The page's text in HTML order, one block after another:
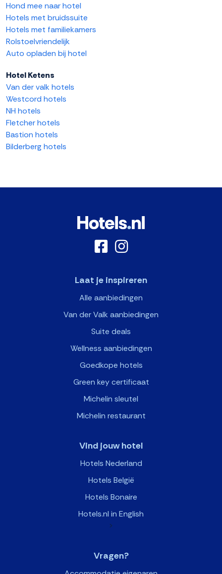
Hond mee naar hotel
Hotels met bruidssuite
Hotels met familiekamers
Rolstoelvriendelijk
Auto opladen bij hotel
Hotel Ketens
Van der valk hotels
Westcord hotels
NH hotels
Fletcher hotels
Bastion hotels
Bilderberg hotels
Laat je inspireren
Alle aanbiedingen
Van der Valk aanbiedingen
Suite deals
Wellness aanbiedingen
Goedkope hotels
Green key certificaat
Michelin sleutel
Michelin restaurant
Vind jouw hotel
Hotels Nederland
Hotels België
Hotels Bonaire
Hotels.nl in English
>
Vragen?